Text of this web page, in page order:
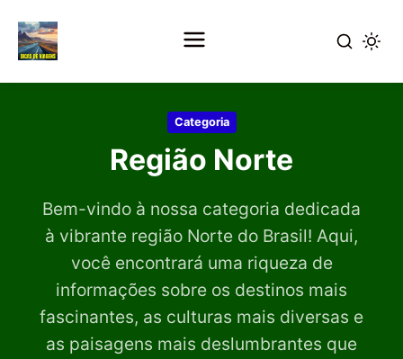
Categoria
Região Norte
Bem-vindo à nossa categoria dedicada
à vibrante região Norte do Brasil! Aqui,
você encontrará uma riqueza de
informações sobre os destinos mais
fascinantes, as culturas mais diversas e
as paisagens mais deslumbrantes que